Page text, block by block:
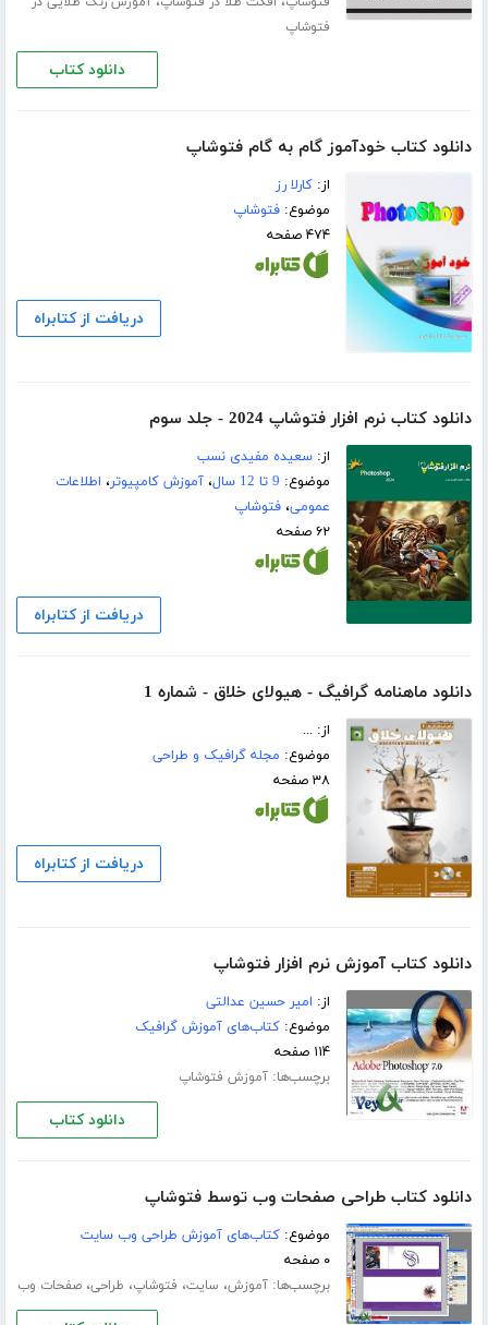
فتوشاپ
دانلود کتاب
دانلود کتاب خودآموز گام به گام فتوشاپ
از:کارلا رز
موضوع:فتوشاپ
۴۷۴ صفحه
دریافت از کتابراه
دانلود کتاب نرم افزار فتوشاپ 2024 - جلد سوم
از:سعیده مفیدی نسب
موضوع: 9 تا 12 سال ،آموزش کامپیوتر، اطلاعات
عمومی،فتوشاپ
۶۲ صفحه
دریافت از کتابراه
دانلود ماهنامه گرافیگ - هیولای خلاق - شماره 1
از: ...
موضوع: مجله گرافیک و طراحی
۳۸ صفحه
دریافت از کتابراه
دانلود کتاب آموزش نرم افزار فتوشاپ
از: امیر حسین عدالتی
موضوع:کتاب‌های آموزش گرافیک
۱۱۴ صفحه
برچسب‌ها:آموزش فتوشاپ
دانلود کتاب
دانلود کتاب طراحی صفحات وب توسط فتوشاپ
موضوع:کتاب‌های آموزش طراحی وب سایت
۰ صفحه
برچسب‌ها:آموزش، سایت، فتوشاپ، طراحی،صفحات وب